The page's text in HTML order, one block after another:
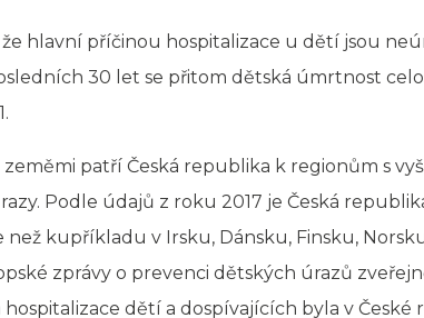
hlavní příčinou hospitalizace u dětí jsou
30 let se přitom dětská úmrtnost
zeměmi patří Česká republika k regionům s
Podle údajů z roku 2017 je Česká
kupříkladu v Irsku, Dánsku, Finsku,
zprávy o prevenci dětských úrazů
dětí a dospívajících byla v